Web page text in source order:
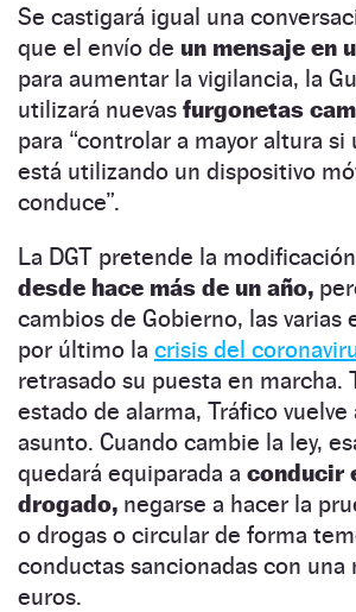
Se castigará igual una
que el envío de un mensaje en
para aumentar la vigilancia, la
utilizará nuevas furgonetas
para “controlar a mayor altura
está utilizando un dispositivo
conduce”.
La DGT pretende la
desde hace más de un año,
cambios de Gobierno, las varias
por último la crisis del
retrasado su puesta en marcha.
estado de alarma, Tráfico
asunto. Cuando cambie la ley,
quedará equiparada a conducir
drogado, negarse a hacer la
o drogas o circular de forma
conductas sancionadas con
euros.